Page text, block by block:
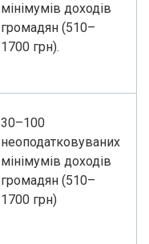
мінімумів доходів
громадян (510–
1700 грн).
30–100
неоподатковуваних
мінімумів доходів
громадян (510–
1700 грн)